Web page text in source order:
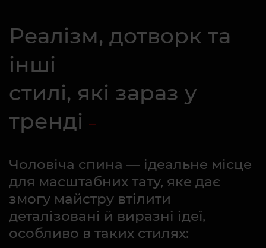
Реалізм, дотворк та
інші
стилі, які зараз у
тренді
Чоловіча спина — ідеальне місце
для масштабних тату, яке дає
змогу майстру втілити
деталізовані й виразні ідеї,
особливо в таких стилях: